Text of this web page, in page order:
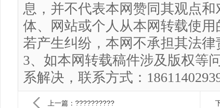
息，并不代表本网赞同其观点
体、网站或个人从本网转载使
若产生纠纷，本网不承担其法律
3、如本网转载稿件涉及版权等
系解决，联系方式：
上一篇：??????????